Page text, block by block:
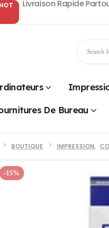
HOT Livraison Rapide
De Bureau
BOUTIQUE IMPRESSION,
-15%